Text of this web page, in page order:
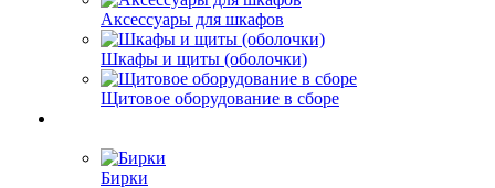
Аксессуары для шкафов
Шкафы и щиты (оболочки)
Щитовое оборудование в сборе
Бирки